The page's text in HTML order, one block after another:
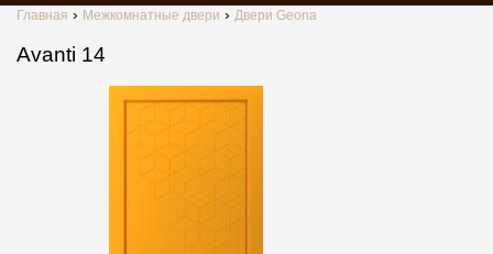
Главная Межкомнатные двери Двери Geona
Avanti 14